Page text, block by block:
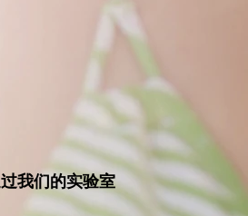
我们的实验室